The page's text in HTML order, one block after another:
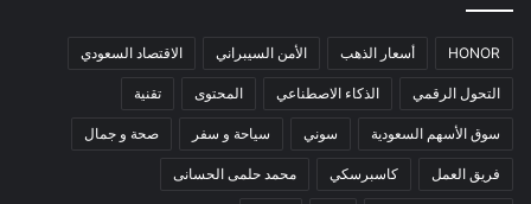
HONOR أسعار الذهب الأمن السيبراني الاقتصاد السعودي
التحول الرقمي الذكاء الاصطناعي المحتوى تقنية
سوق الأسهم السعودية سوني سياحة و سفر صحة و جمال
فريق العمل كاسبرسكي محمد حلمى الحسانى